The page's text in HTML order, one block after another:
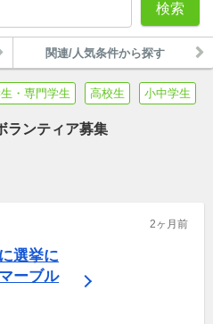
検索
関連/人気条件から探す
・専門学生 高校生 小中学生
ランティア募集
2ヶ月前
選挙に
ーブル